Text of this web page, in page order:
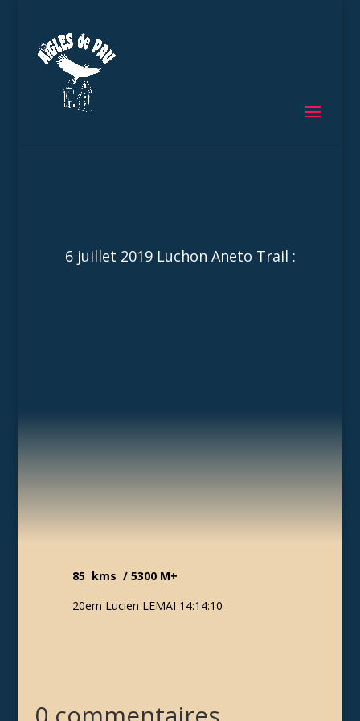
6 juillet 2019 Luchon Aneto Trail :
85 kms / 5300 M+
20em Lucien LEMAI 14:14:10